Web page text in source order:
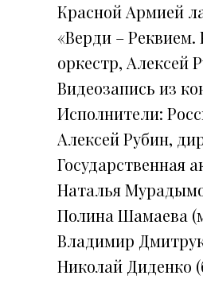
Красной Армией
«Верди –
оркестр, Алексей
Видеозапись из
Исполнители:
Алексей Рубин,
Государственная
Наталья
Полина Шамаева
Владимир
Николай Диденко